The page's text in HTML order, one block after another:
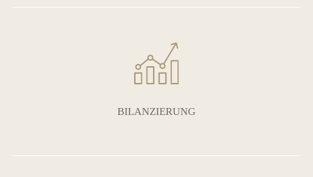
BILANZIERUNG